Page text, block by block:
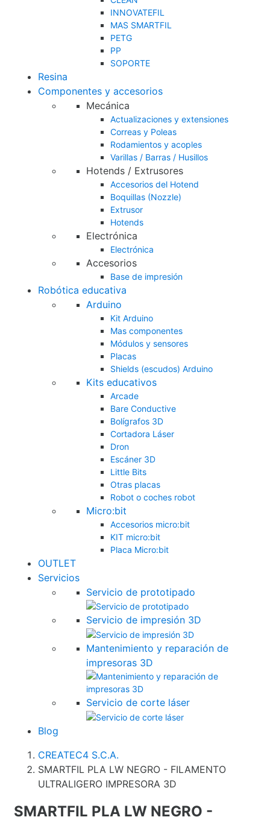
INNOVATEFIL
MAS SMARTFIL
PETG
PP
SOPORTE
Resina
Componentes y accesorios
Mecánica
Actualizaciones y extensiones
Correas y Poleas
Rodamientos y acoples
Varillas / Barras / Husillos
Hotends / Extrusores
Accesorios del Hotend
Boquillas (Nozzle)
Extrusor
Hotends
Electrónica
Electrónica
Accesorios
Base de impresión
Robótica educativa
Arduino
Kit Arduino
Mas componentes
Módulos y sensores
Placas
Shields (escudos) Arduino
Kits educativos
Arcade
Bare Conductive
Bolígrafos 3D
Cortadora Láser
Dron
Escáner 3D
Little Bits
Otras placas
Robot o coches robot
Micro:bit
Accesorios micro:bit
KIT micro:bit
Placa Micro:bit
OUTLET
Servicios
Servicio de prototipado
Servicio de impresión 3D
Mantenimiento y reparación de
impresoras 3D
Servicio de corte láser
Blog
CREATEC4 S.C.A.
SMARTFIL PLA LW NEGRO - FILAMENTO
ULTRALIGERO IMPRESORA 3D
SMARTFIL PLA LW NEGRO -